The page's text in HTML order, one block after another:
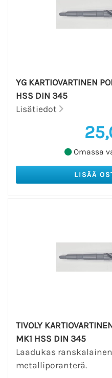
YG KARTIOVARTINEN
HSS DIN 345
Lisätiedot
Omassa
TIVOLY
MK1 HSS DIN 345
Laadukas
metalliporanterä.